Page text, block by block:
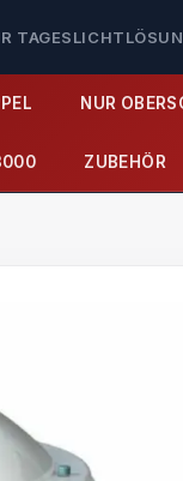
NUR
ZUBEHÖR